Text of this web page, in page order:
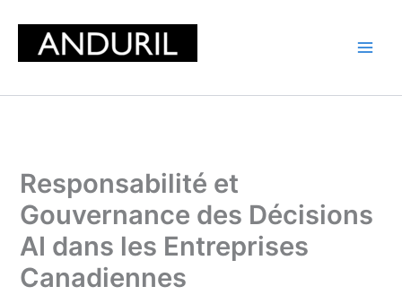
content
Responsabilité et
Gouvernance des Décisions
AI dans les Entreprises
Canadiennes